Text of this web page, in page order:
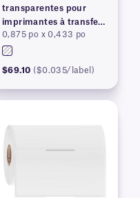
transparentes pour
imprimantes à transfert
thermique
0,875 po x 0,433 po
$69.10 ($0.035/label)